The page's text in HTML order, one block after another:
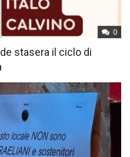
0
stasera il ciclo di